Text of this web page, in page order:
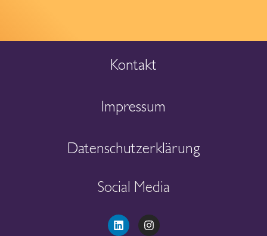
Kontakt
Impressum
Datenschutzerklärung
Social Media